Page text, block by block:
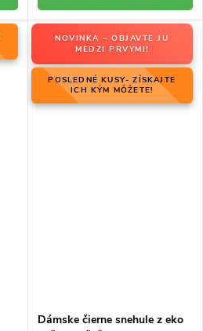
NOVINKA – OBJAVTE JU
MEDZI PRVÝMI!
POSLEDNÉ KUSY- ZÍSKAJTE
ICH KÝM MÔŽETE!
Dámske čierne snehule z eko